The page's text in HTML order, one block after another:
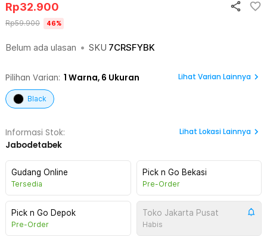
Belum ada ulasan • SKU 7CRSFYBK
Rp32.900
Rp59.900 46%
Pilihan Varian: 1 Warna, 6 Ukuran Lihat Varian Lainnya
Black
Informasi Stok:
Jabodetabek
Lihat Lokasi Lainnya
Gudang Online
Tersedia
Pick n Go Bekasi
Pre-Order
Pick n Go Depok
Pre-Order
Toko Jakarta Pusat
Habis